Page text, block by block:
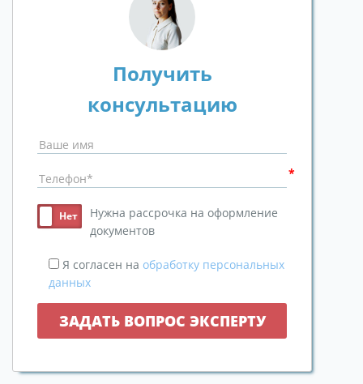
Получить
консультацию
Нужна рассрочка на оформление
документов
Я согласен на обработку персональных
данных